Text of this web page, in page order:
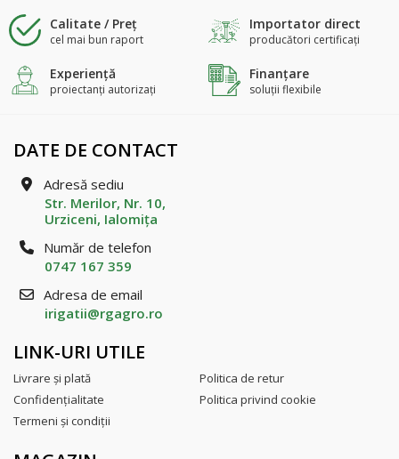
Calitate / Preţ
cel mai bun raport
Importator direct
producători certificaţi
Experienţă
proiectanți autorizați
Finanțare
soluții flexibile
DATE DE CONTACT
Adresă sediu
Str. Merilor, Nr. 10,
Urziceni, Ialomiţa
Număr de telefon
0747 167 359
Adresa de email
irigatii@rgagro.ro
LINK-URI UTILE
Livrare şi plată
Politica de retur
Confidenţialitate
Politica privind cookie
Termeni şi condiţii